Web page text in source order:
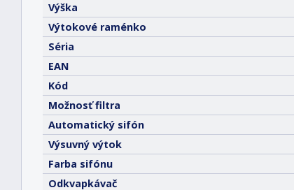
Výška
Výtokové raménko
Séria
EAN
Kód
Možnosť filtra
Automatický sifón
Výsuvný výtok
Farba sifónu
Odkvapkávač